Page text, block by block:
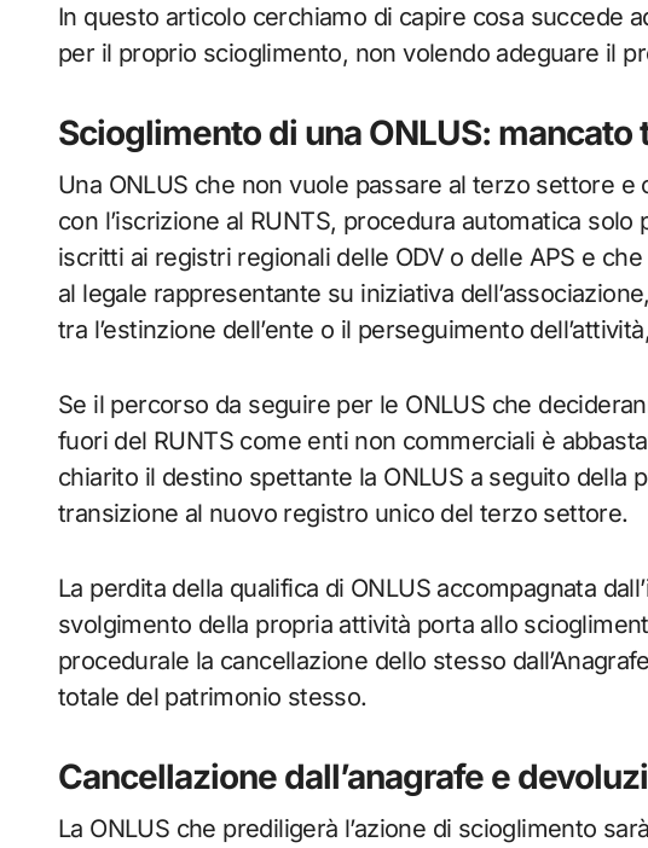
In questo articolo cerchiamo di capire cosa succede
per il proprio scioglimento, non volendo adeguare il
Scioglimento di una ONLUS: mancato
Una ONLUS che non vuole passare al terzo settore
con l’iscrizione al RUNTS, procedura automatica
iscritti ai registri regionali delle ODV o delle APS e
al legale rappresentante su iniziativa
tra l’estinzione dell’ente o il perseguimento
Se il percorso da seguire per le ONLUS che
fuori del RUNTS come enti non commerciali è
chiarito il destino spettante la ONLUS a seguito della
transizione al nuovo registro unico del terzo settore.
La perdita della qualifica di ONLUS accompagnata
svolgimento della propria attività porta allo
procedurale la cancellazione dello stesso
totale del patrimonio stesso.
Cancellazione dall’anagrafe e
La ONLUS che prediligerà l’azione di scioglimento